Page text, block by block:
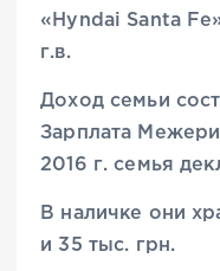
«Hyndai Santa
г.в.
Доход семьи
Зарплата
2016 г. семья
В наличке они
и 35 тыс. грн.